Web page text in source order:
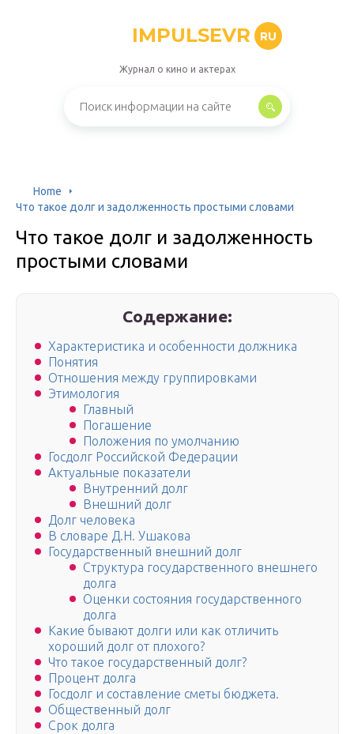
IMPULSEVR RU
Журнал о кино и актерах
Home
Что такое долг и задолженность простыми словами
Что такое долг и задолженность
простыми словами
Содержание:
Характеристика и особенности должника
Понятия
Отношения между группировками
Этимология
Главный
Погашение
Положения по умолчанию
Госдолг Российской Федерации
Актуальные показатели
Внутренний долг
Внешний долг
Долг человека
В словаре Д.Н. Ушакова
Государственный внешний долг
Структура государственного внешнего
долга
Оценки состояния государственного
долга
Какие бывают долги или как отличить
хороший долг от плохого?
Что такое государственный долг?
Процент долга
Госдолг и составление сметы бюджета.
Общественный долг
Срок долга